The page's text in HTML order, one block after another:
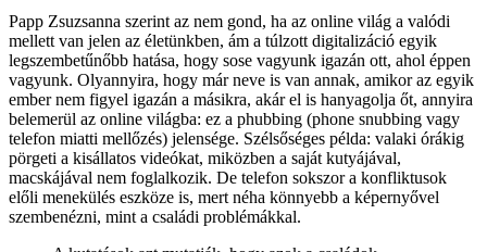
Papp Zsuzsanna szerint az nem gond, ha az online világ a valódi
mellett van jelen az életünkben, ám a túlzott digitalizáció egyik
legszembetűnőbb hatása, hogy sose vagyunk igazán ott, ahol éppen
vagyunk. Olyannyira, hogy már neve is van annak, amikor az egyik
ember nem figyel igazán a másikra, akár el is hanyagolja őt, annyira
belemerül az online világba: ez a phubbing (phone snubbing vagy
telefon miatti mellőzés) jelensége. Szélsőséges példa: valaki órákig
pörgeti a kisállatos videókat, miközben a saját kutyájával,
macskájával nem foglalkozik. De telefon sokszor a konfliktusok
előli menekülés eszköze is, mert néha könnyebb a képernyővel
szembenézni, mint a családi problémákkal.